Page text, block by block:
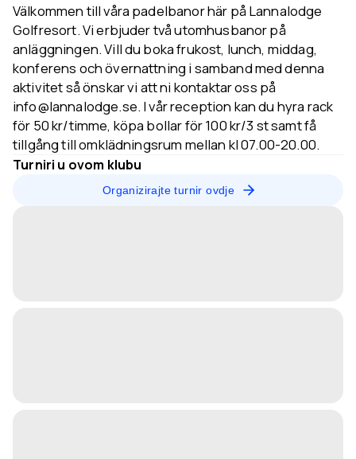
Välkommen till våra padelbanor här på Lannalodge
Golfresort. Vi erbjuder två utomhusbanor på
anläggningen. Vill du boka frukost, lunch, middag,
konferens och övernattning i samband med denna
aktivitet så önskar vi att ni kontaktar oss på
info@lannalodge.se. I vår reception kan du hyra rack
för 50 kr/timme, köpa bollar för 100 kr/3 st samt få
tillgång till omklädningsrum mellan kl 07.00-20.00.
Turniri u ovom klubu
Organizirajte turnir ovdje